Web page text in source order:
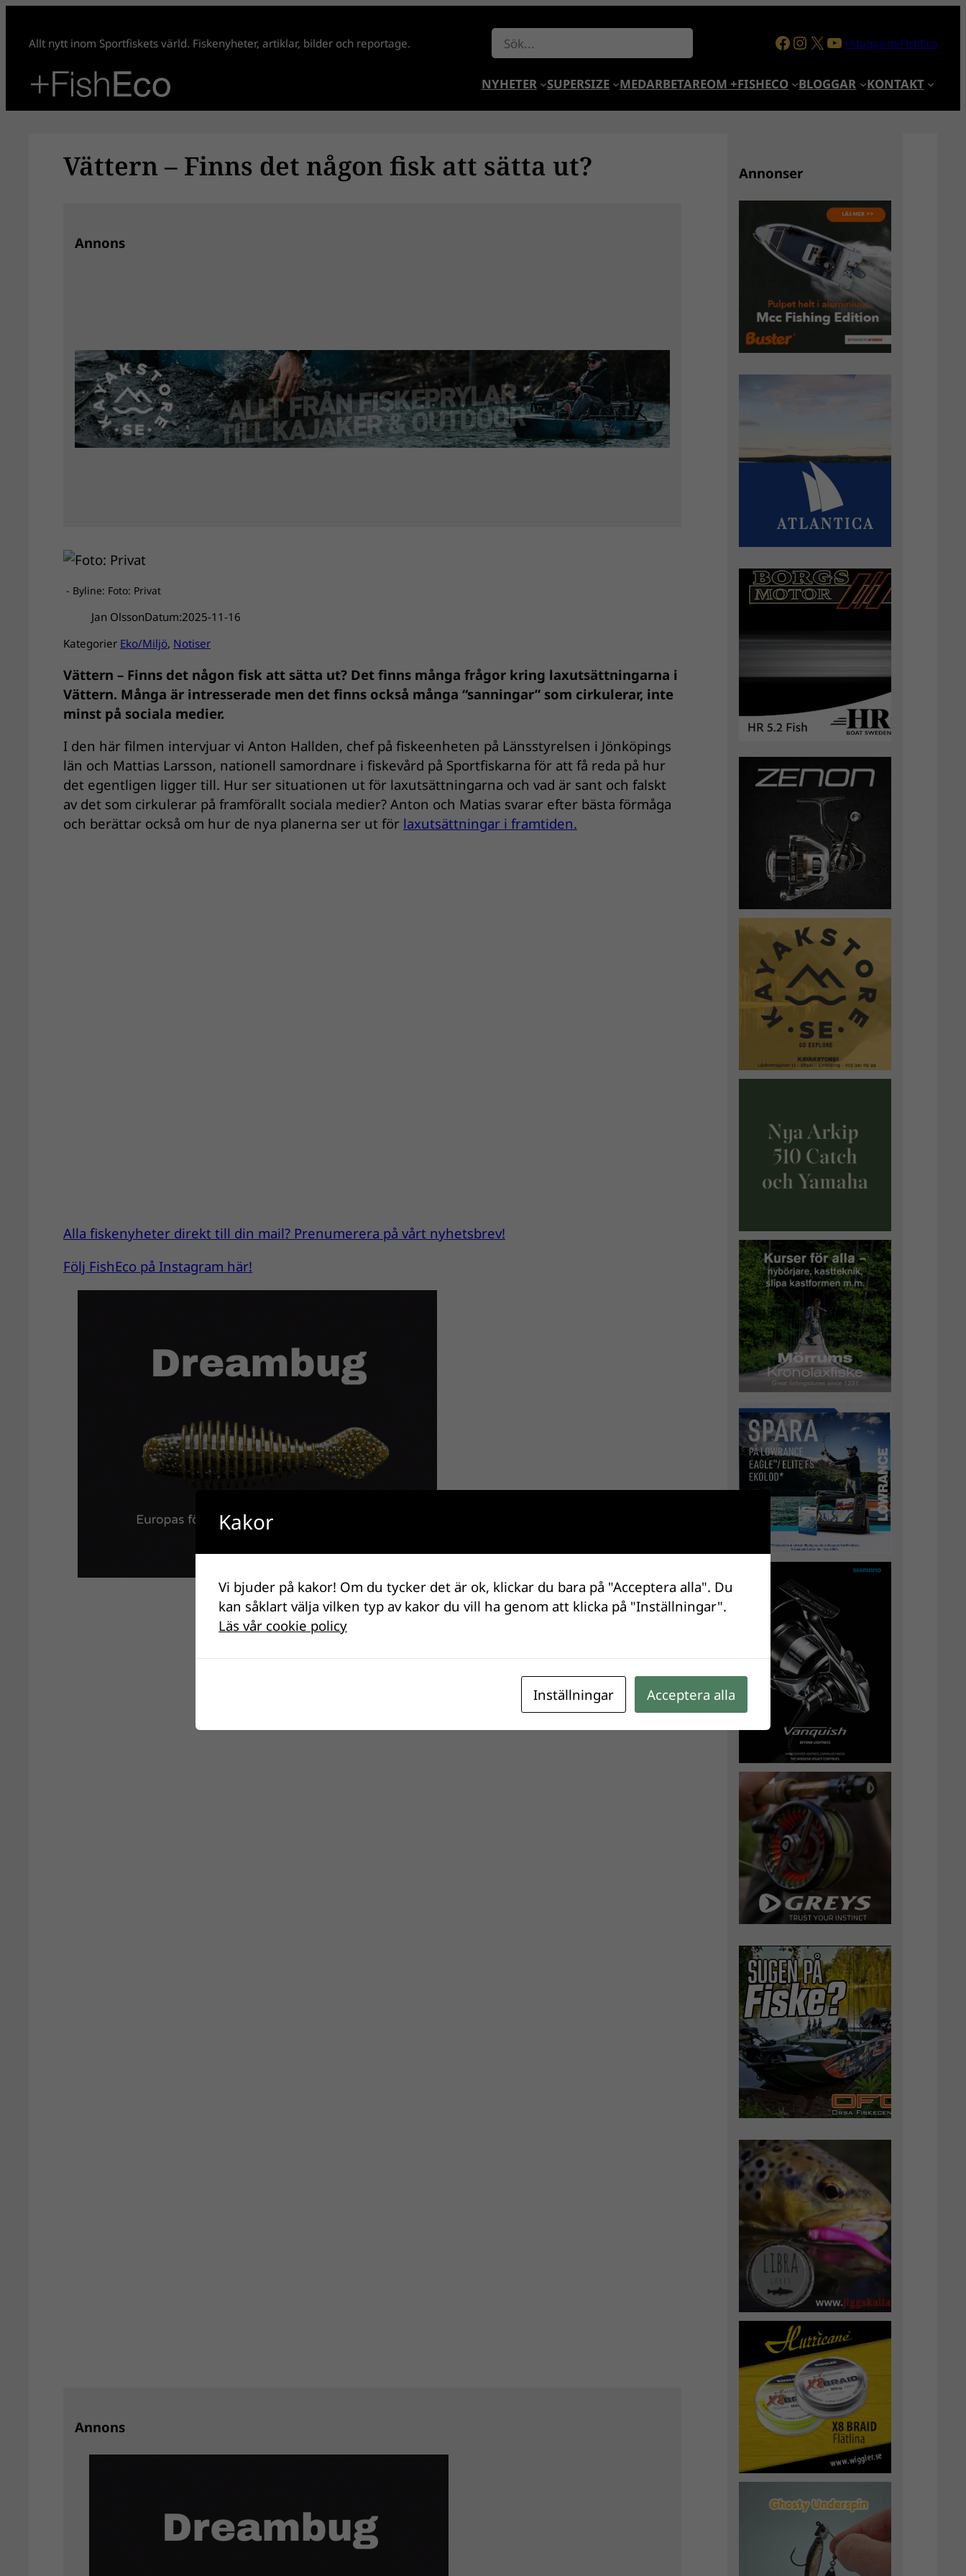
innehåll
Allt nytt inom Sportfiskets värld. Fiskenyheter, artiklar, bilder och reportage. Sök Facebook
Instagram
X YouTube
+MagazineFishEco
NYHETER SUPERSIZE MEDARBETAREOM +FISHECO BLOGGAR KONTAKT
Vättern – Finns det någon fisk att sätta ut?
Annons
- Byline: Foto: Privat
Jan OlssonDatum:2025-11-16
Kategorier Eko/Miljö, Notiser
Vättern – Finns det någon fisk att sätta ut? Det finns många frågor kring laxutsättningarna i
Vättern. Många är intresserade men det finns också många “sanningar” som cirkulerar, inte
minst på sociala medier.
I den här filmen intervjuar vi Anton Hallden, chef på fiskeenheten på Länsstyrelsen i Jönköpings
län och Mattias Larsson, nationell samordnare i fiskevård på Sportfiskarna för att få reda på hur
det egentligen ligger till. Hur ser situationen ut för laxutsättningarna och vad är sant och falskt
av det som cirkulerar på framförallt sociala medier? Anton och Matias svarar efter bästa förmåga
och berättar också om hur de nya planerna ser ut för laxutsättningar i framtiden.
Alla fiskenyheter direkt till din mail? Prenumerera på vårt nyhetsbrev!
Följ FishEco på Instagram här!
Annons
Annonser
Kakor
Vi bjuder på kakor! Om du tycker det är ok, klickar du bara på "Acceptera alla". Du
kan såklart välja vilken typ av kakor du vill ha genom att klicka på "Inställningar".
Läs vår cookie policy
Inställningar Acceptera alla